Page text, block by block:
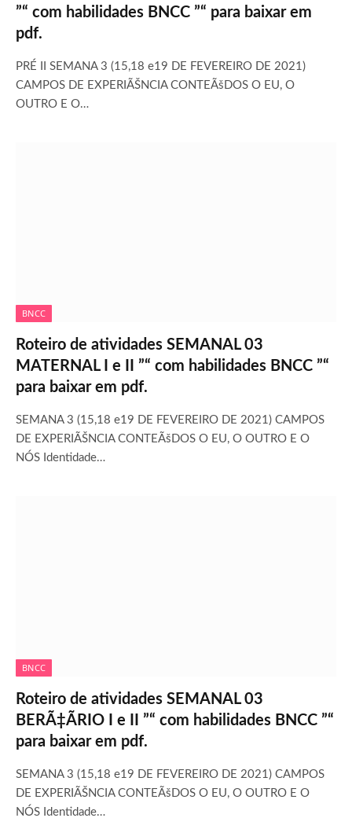
”“ com habilidades BNCC ”“ para baixar em
pdf.
PRÉ II SEMANA 3 (15,18 e19 DE FEVEREIRO DE 2021)
CAMPOS DE EXPERIÃŠNCIA CONTEÃšDOS O EU, O
OUTRO E O…
BNCC
Roteiro de atividades SEMANAL 03
MATERNAL I e II ”“ com habilidades BNCC ”“
para baixar em pdf.
SEMANA 3 (15,18 e19 DE FEVEREIRO DE 2021) CAMPOS
DE EXPERIÃŠNCIA CONTEÃšDOS O EU, O OUTRO E O
NÓS Identidade…
BNCC
Roteiro de atividades SEMANAL 03
BERÃ‡ÃRIO I e II ”“ com habilidades BNCC ”“
para baixar em pdf.
SEMANA 3 (15,18 e19 DE FEVEREIRO DE 2021) CAMPOS
DE EXPERIÃŠNCIA CONTEÃšDOS O EU, O OUTRO E O
NÓS Identidade…